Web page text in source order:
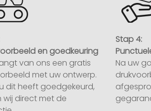
en goedkeuring
van ons een gratis
met uw ontwerp.
dit heeft goedgekeurd,
wij direct met de
Stap 4:
Na uw